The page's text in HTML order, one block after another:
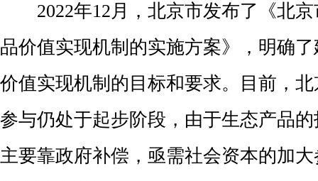
2022年12月，北京市发布了《北
品价值实现机制的实施方案》，明确
价值实现机制的目标和要求。目前，
参与仍处于起步阶段，由于生态产品
主要靠政府补偿，亟需社会资本的加